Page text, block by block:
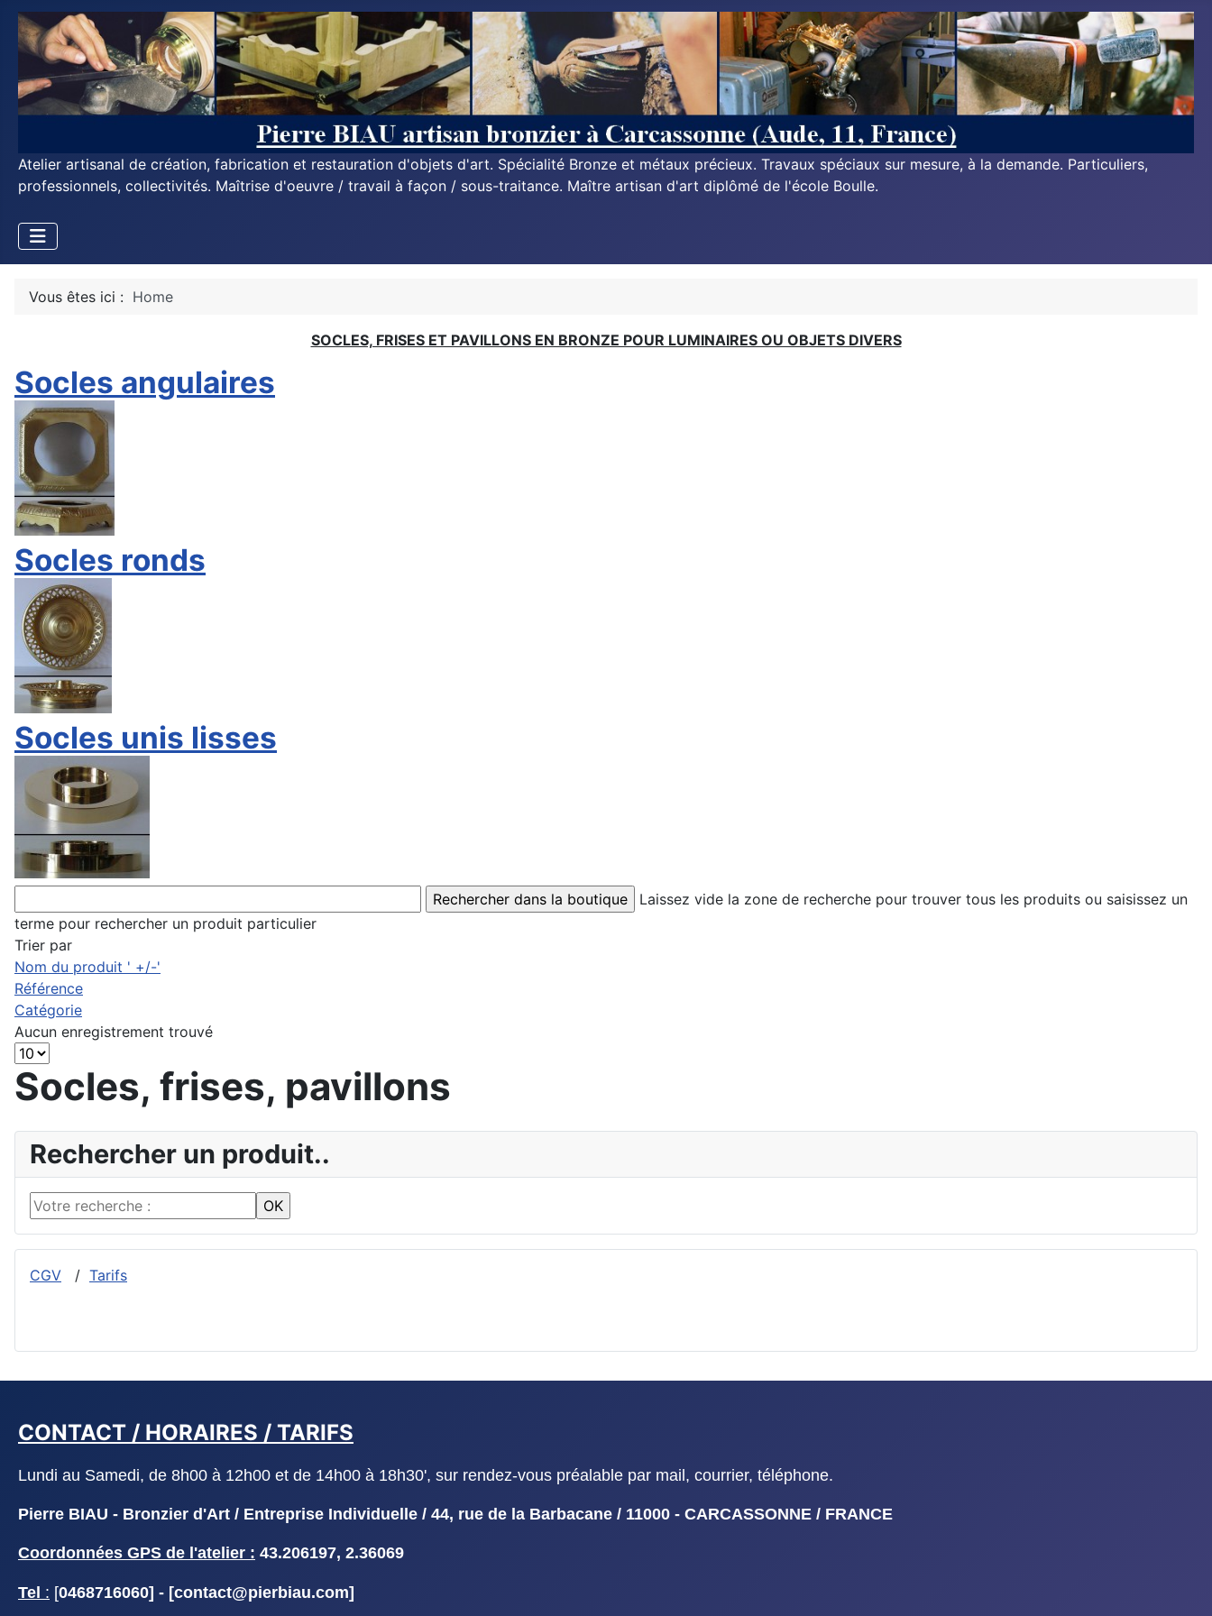
Atelier artisanal de création, fabrication et restauration d'objets d'art. Spécialité Bronze et métaux précieux. Travaux spéciaux sur mesure, à la demande. Particuliers,
professionnels, collectivités. Maîtrise d'oeuvre / travail à façon / sous-traitance. Maître artisan d'art diplômé de l'école Boulle.
Rechercher un produit..
CGV / Tarifs
Vous êtes ici : Home
SOCLES, FRISES ET PAVILLONS EN BRONZE POUR LUMINAIRES OU OBJETS DIVERS
Socles angulaires
Socles ronds
Socles unis lisses
Laissez vide la zone de recherche pour trouver tous les produits ou saisissez un
terme pour rechercher un produit particulier
Trier par
Nom du produit ' +/-'
Référence
Catégorie
Aucun enregistrement trouvé
Socles, frises, pavillons
CONTACT / HORAIRES / TARIFS
Lundi au Samedi, de 8h00 à 12h00 et de 14h00 à 18h30', sur rendez-vous préalable par mail, courrier, téléphone.
Pierre BIAU - Bronzier d'Art / Entreprise Individuelle / 44, rue de la Barbacane / 11000 - CARCASSONNE / FRANCE
Coordonnées GPS de l'atelier : 43.206197, 2.36069
Tel : [0468716060] - [contact@pierbiau.com]